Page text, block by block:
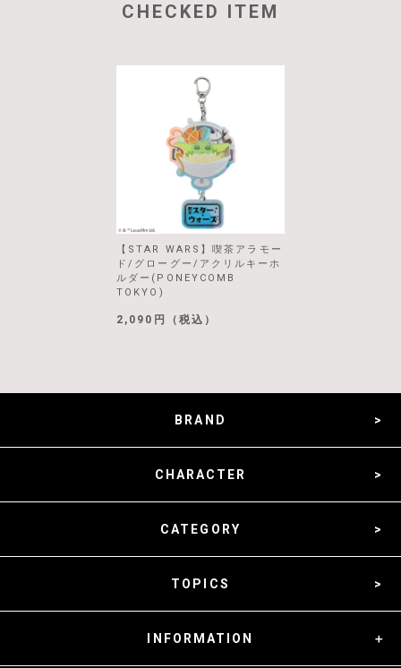
CHECKED ITEM
【STAR WARS】喫茶アラモー
ド/グローグー/アクリルキーホ
ルダー(PONEYCOMB
TOKYO)
2,090円（税込）
BRAND
CHARACTER
CATEGORY
TOPICS
INFORMATION